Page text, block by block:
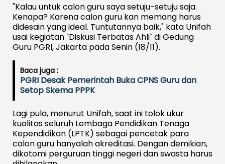
"Kalau untuk calon guru saya setuju-setuju saja.
Kenapa? Karena calon guru kan memang harus
didesain yang ideal. Tuntutannya baik," kata Unifah
usai kegiatan `Diskusi Terbatas Ahli` di Gedung
Guru PGRI, Jakarta pada Senin (18/11).
Baca juga :
PGRI Desak Pemerintah Buka CPNS Guru dan
Setop Skema PPPK
Lagi pula, menurut Unifah, saat ini tolok ukur
kualitas seluruh Lembaga Pendidikan Tenaga
Kependidikan (LPTK) sebagai pencetak para
calon guru hanyalah akreditasi. Dengan demikian,
dikotomi perguruan tinggi negeri dan swasta harus